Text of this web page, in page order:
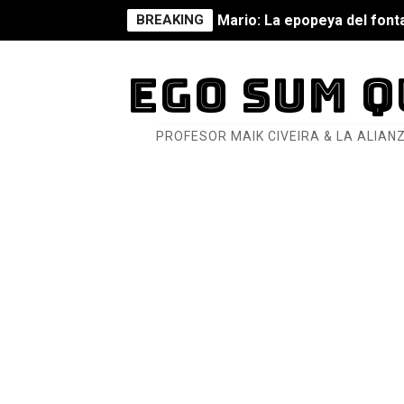
BREAKING Mario: La epopeya del
Pequeña Filmoteca
Que no nos aplaste el
EGO SUM
PROFESOR MAIK CIVEIRA & LA